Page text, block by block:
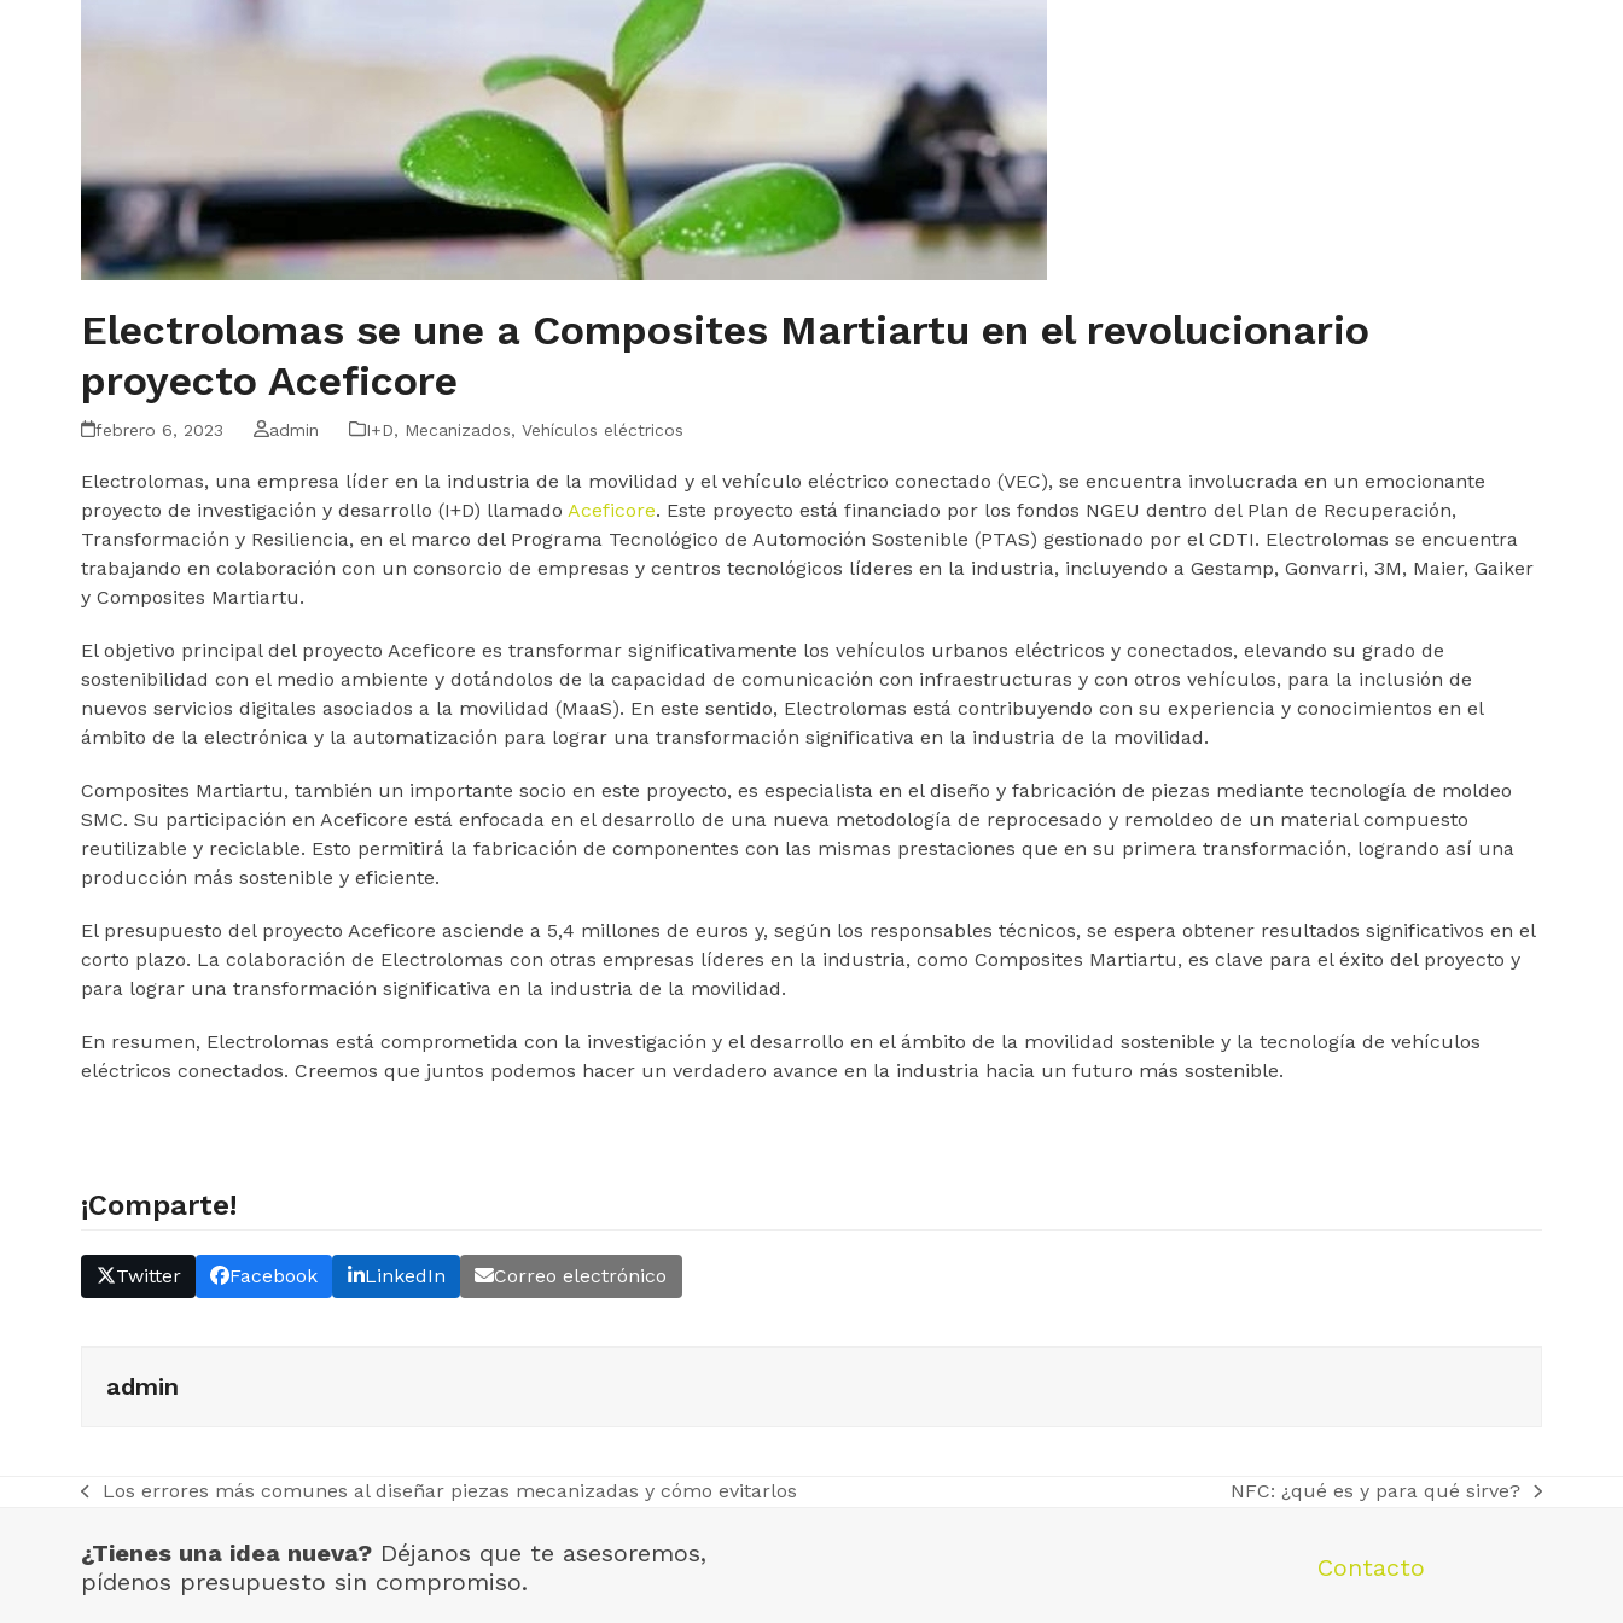
Electrolomas se une a Composites Martiartu en el revolucionario
proyecto Aceficore
febrero 6, 2023 admin I+D, Mecanizados, Vehículos eléctricos
Electrolomas, una empresa líder en la industria de la movilidad y el vehículo eléctrico conectado (VEC), se encuentra involucrada en un emocionante
proyecto de investigación y desarrollo (I+D) llamado Aceficore. Este proyecto está financiado por los fondos NGEU dentro del Plan de Recuperación,
Transformación y Resiliencia, en el marco del Programa Tecnológico de Automoción Sostenible (PTAS) gestionado por el CDTI. Electrolomas se encuentra
trabajando en colaboración con un consorcio de empresas y centros tecnológicos líderes en la industria, incluyendo a Gestamp, Gonvarri, 3M, Maier, Gaiker
y Composites Martiartu.
El objetivo principal del proyecto Aceficore es transformar significativamente los vehículos urbanos eléctricos y conectados, elevando su grado de
sostenibilidad con el medio ambiente y dotándolos de la capacidad de comunicación con infraestructuras y con otros vehículos, para la inclusión de
nuevos servicios digitales asociados a la movilidad (MaaS). En este sentido, Electrolomas está contribuyendo con su experiencia y conocimientos en el
ámbito de la electrónica y la automatización para lograr una transformación significativa en la industria de la movilidad.
Composites Martiartu, también un importante socio en este proyecto, es especialista en el diseño y fabricación de piezas mediante tecnología de moldeo
SMC. Su participación en Aceficore está enfocada en el desarrollo de una nueva metodología de reprocesado y remoldeo de un material compuesto
reutilizable y reciclable. Esto permitirá la fabricación de componentes con las mismas prestaciones que en su primera transformación, logrando así una
producción más sostenible y eficiente.
El presupuesto del proyecto Aceficore asciende a 5,4 millones de euros y, según los responsables técnicos, se espera obtener resultados significativos en el
corto plazo. La colaboración de Electrolomas con otras empresas líderes en la industria, como Composites Martiartu, es clave para el éxito del proyecto y
para lograr una transformación significativa en la industria de la movilidad.
En resumen, Electrolomas está comprometida con la investigación y el desarrollo en el ámbito de la movilidad sostenible y la tecnología de vehículos
eléctricos conectados. Creemos que juntos podemos hacer un verdadero avance en la industria hacia un futuro más sostenible.
¡Comparte!
Twitter Facebook LinkedIn Correo electrónico
admin
previous
Los errores más comunes al diseñar piezas mecanizadas y cómo evitarlos
next
NFC: ¿qué es y para qué sirve?
¿Tienes una idea nueva? Déjanos que te asesoremos,
pídenos presupuesto sin compromiso.
Contacto